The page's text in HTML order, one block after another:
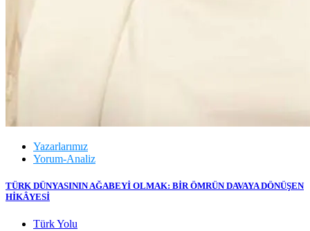
Yazarlarımız
Yorum-Analiz
TÜRK DÜNYASININ AĞABEYİ OLMAK: BİR ÖMRÜN DAVAYA DÖNÜŞEN
HİKÂYESİ
Türk Yolu